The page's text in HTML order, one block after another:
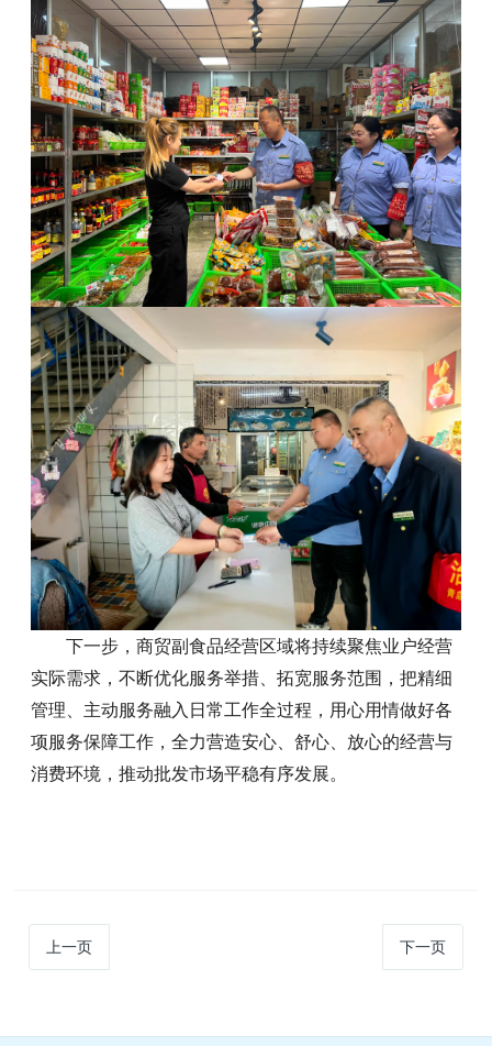
下一步，商贸副食品经营区域将持续聚焦业户经营
实际需求，不断优化服务举措、拓宽服务范围，把精细
管理、主动服务融入日常工作全过程，用心用情做好各
项服务保障工作，全力营造安心、舒心、放心的经营与
消费环境，推动批发市场平稳有序发展。
上一页 下一页